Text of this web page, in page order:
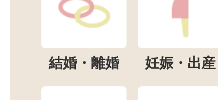
結婚・離婚 妊娠・出産